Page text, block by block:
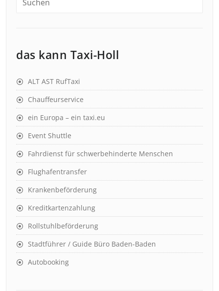
das kann Taxi-Holl
ALT AST RufTaxi
Chauffeurservice
ein Europa – ein taxi.eu
Event Shuttle
Fahrdienst für schwerbehinderte Menschen
Flughafentransfer
Krankenbeförderung
Kreditkartenzahlung
Rollstuhlbeförderung
Stadtführer / Guide Büro Baden-Baden
Autobooking